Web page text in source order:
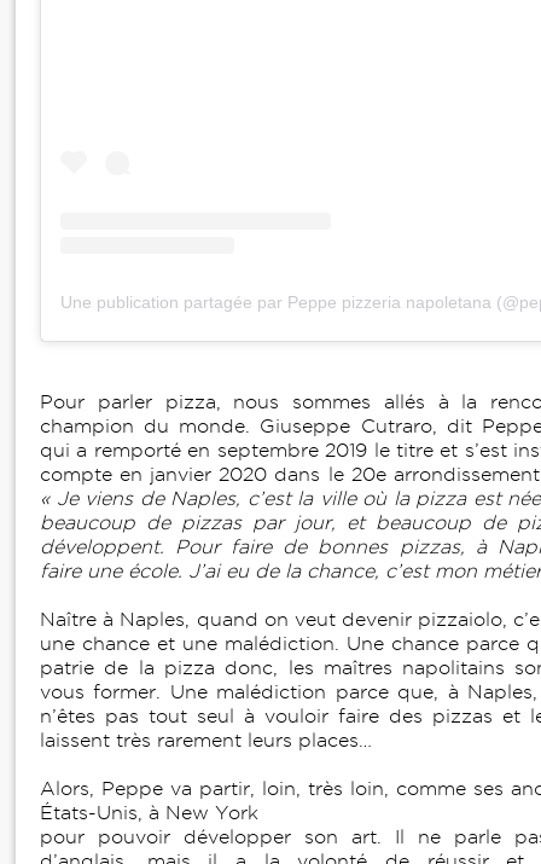
Une publication partagée par Peppe pizzeria napoletana
Pour parler pizza, nous sommes allés à la
champion du monde. Giuseppe Cutraro, dit
qui a remporté en septembre 2019 le titre et s’est
compte en janvier 2020 dans le 20e
« Je viens de Naples, c’est la ville où la pizza est
beaucoup de pizzas par jour, et beaucoup de
développent. Pour faire de bonnes pizzas, à
faire une école. J’ai eu de la chance, c’est mon
Naître à Naples, quand on veut devenir pizzaiolo,
une chance et une malédiction. Une chance parce
patrie de la pizza donc, les maîtres napolitains
vous former. Une malédiction parce que, à
n’êtes pas tout seul à vouloir faire des pizzas et
laissent très rarement leurs places…
Alors, Peppe va partir, loin, très loin, comme ses
États-Unis, à New York
pour pouvoir développer son art. Il ne parle